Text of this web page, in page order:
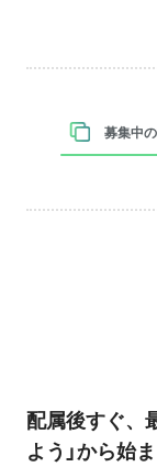
募集中
配属後すぐ、
よう」から始